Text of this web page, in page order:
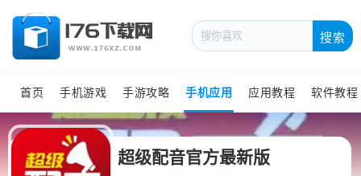
搜索
首页 手机游戏 手游攻略 手机应用 应用教程 软件教程
超级配音官方最新版